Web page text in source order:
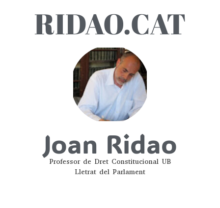
RIDAO.CAT
Joan Ridao
Professor de Dret Constitucional UB
Lletrat del Parlament